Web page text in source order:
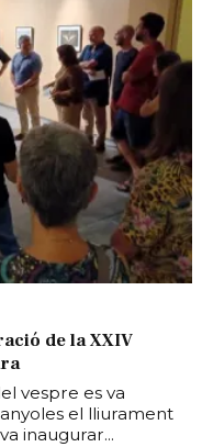
de la XXIV
vespre es va
el lliurament
inaugurar...